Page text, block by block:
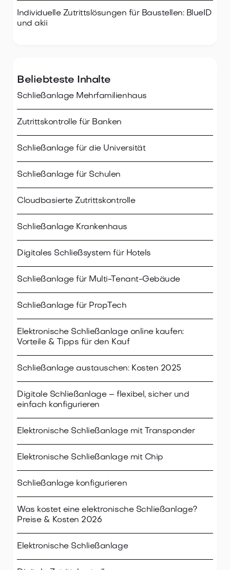
Individuelle Zutrittslösungen für Baustellen: BlueID
und akii
Beliebteste Inhalte
Schließanlage Mehrfamilienhaus
Zutrittskontrolle für Banken
Schließanlage für die Universität
Schließanlage für Schulen
Cloudbasierte Zutrittskontrolle
Schließanlage Krankenhaus
Digitales Schließsystem für Hotels
Schließanlage für Multi-Tenant-Gebäude
Schließanlage für PropTech
Elektronische Schließanlage online kaufen:
Vorteile & Tipps für den Kauf
Schließanlage austauschen: Kosten 2025
Digitale Schließanlage – flexibel, sicher und
einfach konfigurieren
Elektronische Schließanlage mit Transponder
Elektronische Schließanlage mit Chip
Schließanlage konfigurieren
Was kostet eine elektronische Schließanlage?
Preise & Kosten 2026
Elektronische Schließanlage